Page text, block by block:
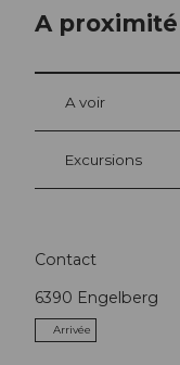
A proximité
A voir
Excursions
Contact
6390 Engelberg
Arrivée